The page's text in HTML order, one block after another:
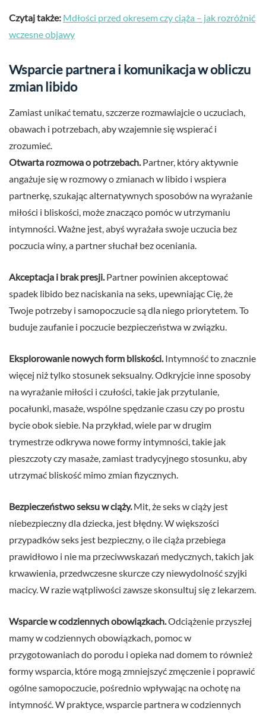
Czytaj także: Mdłości przed okresem czy ciąża – jak rozróżnić
wczesne objawy
Wsparcie partnera i komunikacja w obliczu
zmian libido
Zamiast unikać tematu, szczerze rozmawiajcie o uczuciach,
obawach i potrzebach, aby wzajemnie się wspierać i
zrozumieć.
Otwarta rozmowa o potrzebach. Partner, który aktywnie
angażuje się w rozmowy o zmianach w libido i wspiera
partnerkę, szukając alternatywnych sposobów na wyrażanie
miłości i bliskości, może znacząco pomóc w utrzymaniu
intymności. Ważne jest, abyś wyrażała swoje uczucia bez
poczucia winy, a partner słuchał bez oceniania.
Akceptacja i brak presji. Partner powinien akceptować
spadek libido bez naciskania na seks, upewniając Cię, że
Twoje potrzeby i samopoczucie są dla niego priorytetem. To
buduje zaufanie i poczucie bezpieczeństwa w związku.
Eksplorowanie nowych form bliskości. Intymność to znacznie
więcej niż tylko stosunek seksualny. Odkryjcie inne sposoby
na wyrażanie miłości i czułości, takie jak przytulanie,
pocałunki, masaże, wspólne spędzanie czasu czy po prostu
bycie obok siebie. Na przykład, wiele par w drugim
trymestrze odkrywa nowe formy intymności, takie jak
pieszczoty czy masaże, zamiast tradycyjnego stosunku, aby
utrzymać bliskość mimo zmian fizycznych.
Bezpieczeństwo seksu w ciąży. Mit, że seks w ciąży jest
niebezpieczny dla dziecka, jest błędny. W większości
przypadków seks jest bezpieczny, o ile ciąża przebiega
prawidłowo i nie ma przeciwwskazań medycznych, takich jak
krwawienia, przedwczesne skurcze czy niewydolność szyjki
macicy. W razie wątpliwości zawsze skonsultuj się z lekarzem.
Wsparcie w codziennych obowiązkach.Odciążenie przyszłej
mamy w codziennych obowiązkach, pomoc w
przygotowaniach do porodu i opieka nad domem to również
formy wsparcia, które mogą zmniejszyć zmęczenie i poprawić
ogólne samopoczucie, pośrednio wpływając na ochotę na
intymność. W praktyce, wsparcie partnera w codziennych